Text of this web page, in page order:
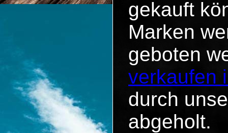
gekauft
Marken
geboten
verkaufen
durch
abgeholt.